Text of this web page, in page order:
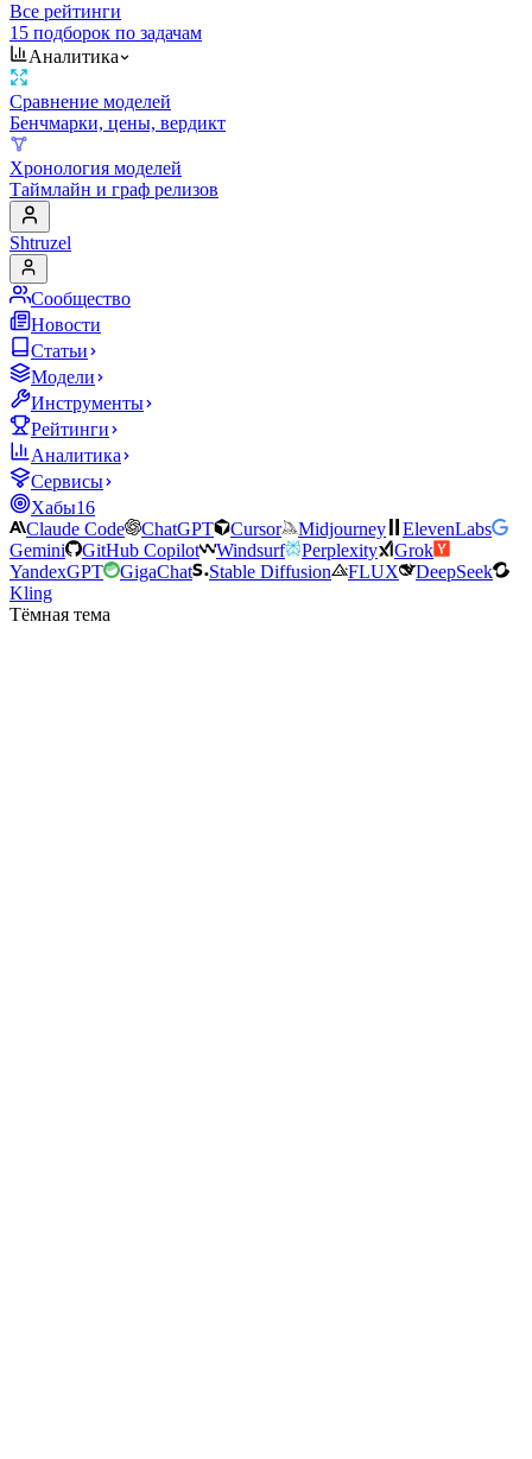
Все рейтинги
15 подборок по задачам
Аналитика
Сравнение моделей
Бенчмарки, цены, вердикт
Хронология моделей
Таймлайн и граф релизов
Shtruzel
Сообщество
Новости
Статьи
Модели
Инструменты
Рейтинги
Аналитика
Сервисы
Хабы16
Claude Code
ChatGPT Cursor Midjourney
ElevenLabs
Gemini
GitHub Copilot Windsurf Perplexity
Grok
YandexGPT
GigaChat Stable Diffusion FLUX
DeepSeek
Kling
Тёмная тема